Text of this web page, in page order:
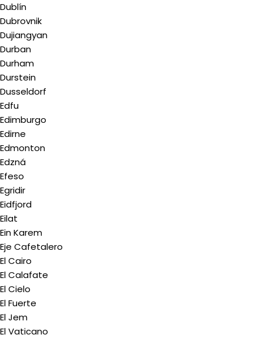
Dublín
Dubrovnik
Dujiangyan
Durban
Durham
Durstein
Dusseldorf
Edfu
Edimburgo
Edirne
Edmonton
Edzná
Efeso
Egridir
Eidfjord
Eilat
Ein Karem
Eje Cafetalero
El Cairo
El Calafate
El Cielo
El Fuerte
El Jem
El Vaticano